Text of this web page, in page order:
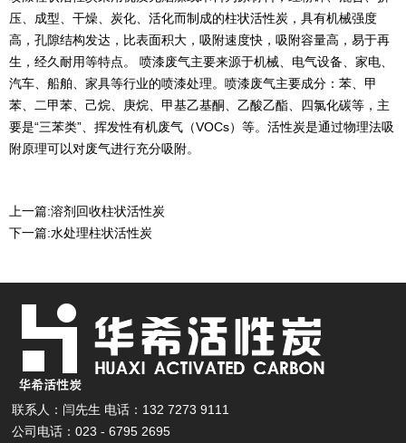
压、成型、干燥、炭化、活化而制成的柱状活性炭，具有机械强度
高，孔隙结构发达，比表面积大，吸附速度快，吸附容量高，易于再
生，经久耐用等特点。 喷漆废气主要来源于机械、电气设备、家电、
汽车、船舶、家具等行业的喷漆处理。喷漆废气主要成分：苯、甲
苯、二甲苯、己烷、庚烷、甲基乙基酮、乙酸乙酯、四氯化碳等，主
要是“三苯类”、挥发性有机废气（VOCs）等。活性炭是通过物理法吸
附原理可以对废气进行充分吸附。
上一篇:溶剂回收柱状活性炭
下一篇:水处理柱状活性炭
联系人：闫先生 电话：132 7273 9111
公司电话：023 - 6795 2695